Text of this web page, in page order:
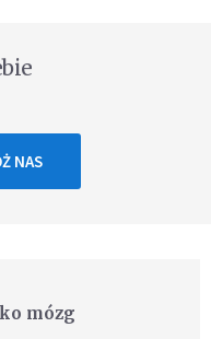
NAS
mózg